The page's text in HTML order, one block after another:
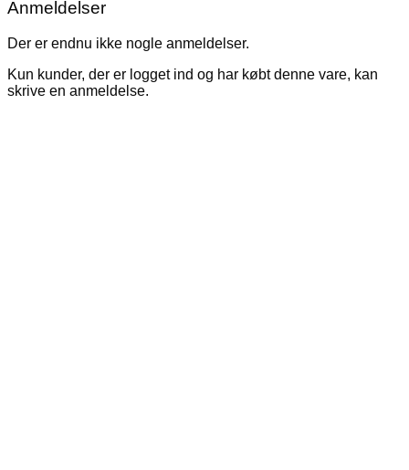
Anmeldelser
Der er endnu ikke nogle anmeldelser.
Kun kunder, der er logget ind og har købt denne vare, kan
skrive en anmeldelse.